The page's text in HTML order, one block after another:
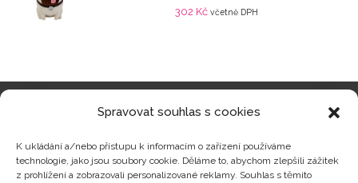
Spravovat souhlas s cookies
K ukládání a/nebo přístupu k informacím o zařízení používáme
technologie, jako jsou soubory cookie. Děláme to, abychom zlepšili zážitek
z prohlížení a zobrazovali personalizované reklamy. Souhlas s těmito
302 Kč včetně DPH